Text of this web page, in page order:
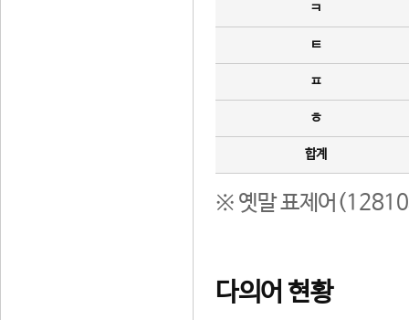
ㅋ
ㅌ
ㅍ
ㅎ
합계
※ 옛말 표제어(12810
다의어 현황